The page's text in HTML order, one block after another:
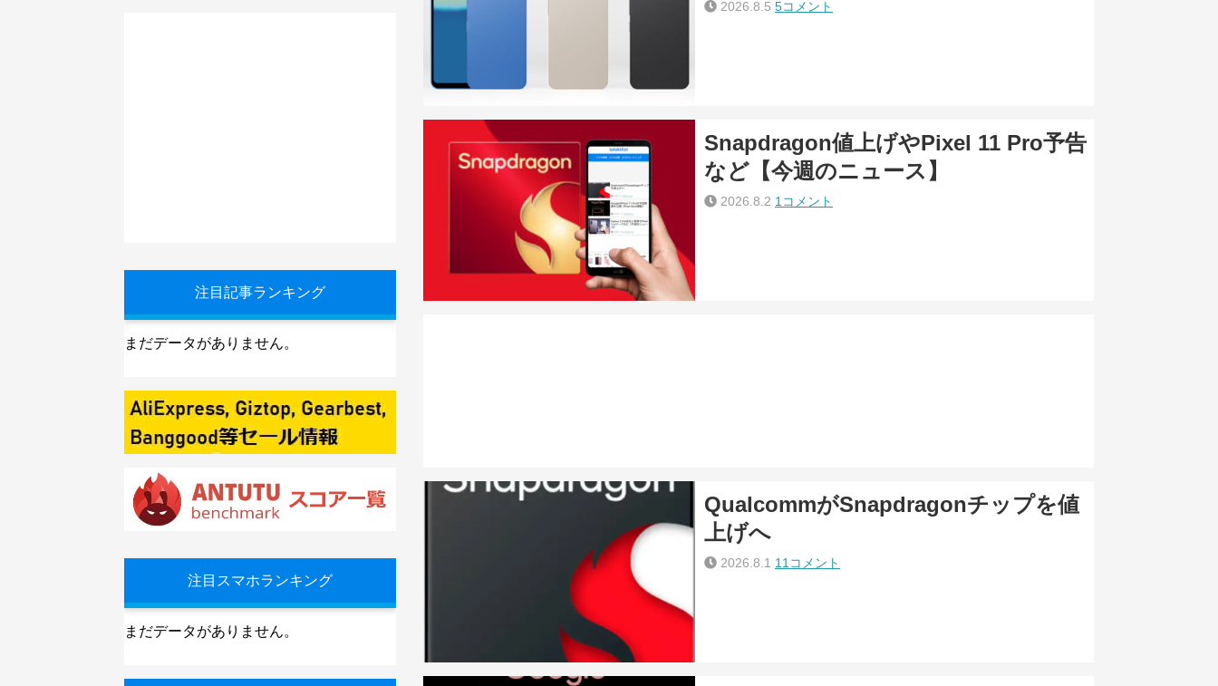
2026.8.5 5コメント
Snapdragon値上げやPixel 11 Pro予告
など【今週のニュース】
2026.8.2 1コメント
QualcommがSnapdragonチップを値
上げへ
2026.8.1 11コメント
注目記事ランキング
まだデータがありません。
注目スマホランキング
まだデータがありません。